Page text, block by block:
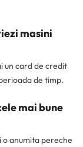
masini
un card de credit
de timp.
mai bune
o anumita pereche